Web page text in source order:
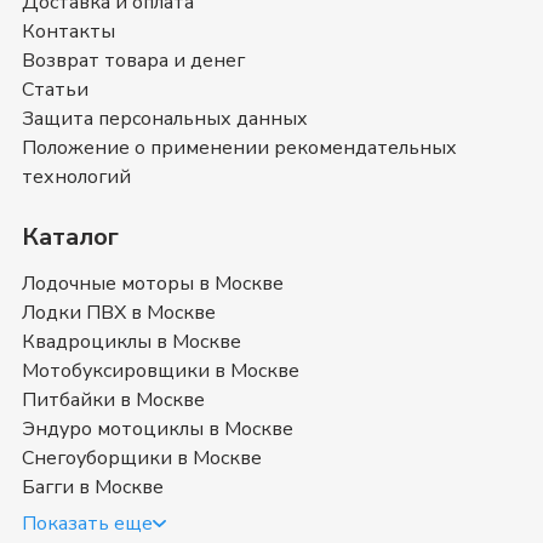
можете ознакомиться с отзывами покупателей на
Квадроциклы BRP
Квадроциклы BRP- магазин в
Позвоните нам по телефону магазина в
(499) 117-00-53
удовольствием ответим на все интересующие
вопросы о покупке товаров в категории
Московская область
Купить новый квадроцикл BRP в
Москве недорого
Квадроцикл БРП — транспорт номер один для
преодоления пересеченной местности. Жители городов
проводят активный отдых за катанием на квадриках, а для
сельской местности этот транспорт служит хорошим
средством передвижения. Ведь ничто не пройдет
Контакты
Возврат товара и денег
Статьи
Защита персональных данных
Положение о применении рекомендательных
технологий
Каталог
Лодочные моторы в Москве
Лодки ПВХ в Москве
Квадроциклы в Москве
Мотобуксировщики в Москве
Питбайки в Москве
Эндуро мотоциклы в Москве
Снегоуборщики в Москве
Багги в Москве
Показать еще